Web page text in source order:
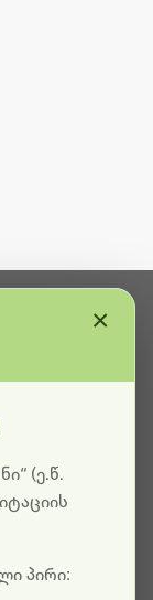
ამჟამად
ტექნიკური
(ე.წ.
პირი:
×